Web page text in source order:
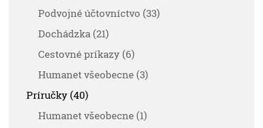
Podvojné účtovníctvo (33)
Dochádzka (21)
Cestovné príkazy (6)
Humanet všeobecne (3)
Príručky (40)
Humanet všeobecne (1)